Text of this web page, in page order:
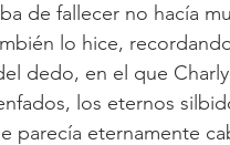
de fallecer no hacía
lo hice,
dedo, en el que
los eternos
parecía eternamente